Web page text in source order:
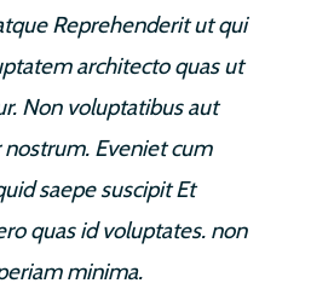
Reprehenderit ut qui
architecto quas ut
Non voluptatibus aut
Eveniet cum
saepe suscipit Et
quas id voluptates. non
minima.